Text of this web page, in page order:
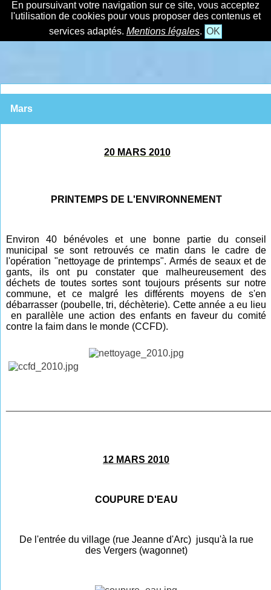
En poursuivant votre navigation sur ce site, vous acceptez
l'utilisation de cookies pour vous proposer des contenus et
services adaptés. Mentions légales. OK
Mars
20 MARS 2010
PRINTEMPS DE L'ENVIRONNEMENT
Environ 40 bénévoles et une bonne partie du conseil
municipal se sont retrouvés ce matin dans le cadre de
l'opération "nettoyage de printemps". Armés de seaux et de
gants, ils ont pu constater que malheureusement des
déchets de toutes sortes sont toujours présents sur notre
commune, et ce malgré les différents moyens de s'en
débarrasser (poubelle, tri, déchèterie). Cette année a eu lieu
en parallèle une action des enfants en faveur du comité
contre la faim dans le monde (CCFD).
12 MARS 2010
COUPURE D'EAU
De l'entrée du village (rue Jeanne d'Arc) jusqu'à la rue
des Vergers (wagonnet)